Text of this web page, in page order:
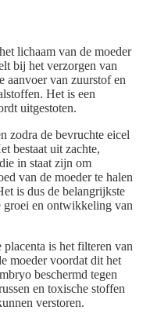
lichaam van de moeder
bij het verzorgen van
aanvoer van zuurstof en
Het is een
uitgestoten.
zodra de bevruchte eicel
bestaat uit zachte,
in staat zijn om
van de moeder te halen
is dus de belangrijkste
groei en ontwikkeling van
is het filteren van
moeder voordat dit het
beschermd tegen
en toxische stoffen
verstoren.